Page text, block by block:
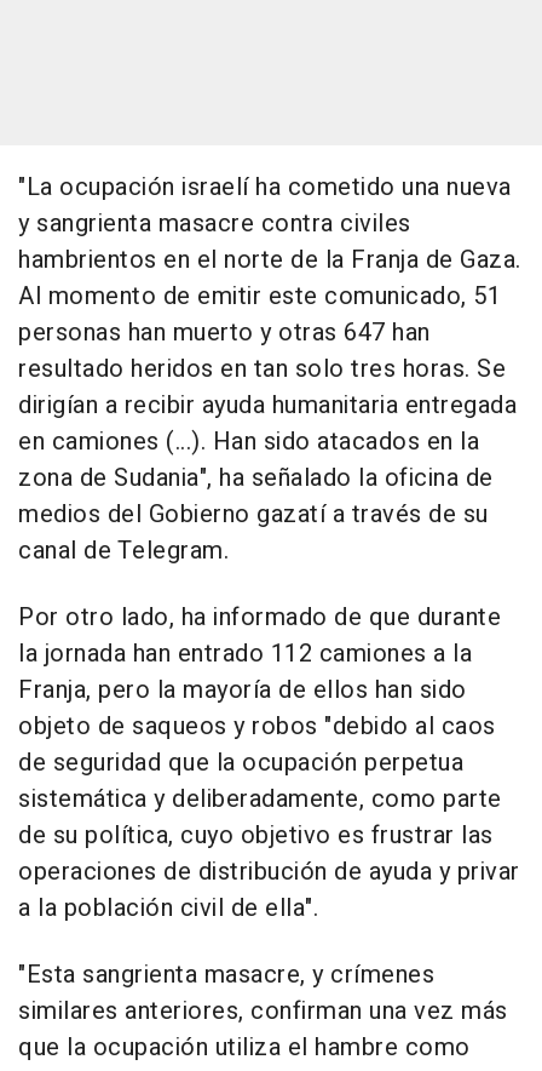
"La ocupación israelí ha cometido una nueva
y sangrienta masacre contra civiles
hambrientos en el norte de la Franja de Gaza.
Al momento de emitir este comunicado, 51
personas han muerto y otras 647 han
resultado heridos en tan solo tres horas. Se
dirigían a recibir ayuda humanitaria entregada
en camiones (...). Han sido atacados en la
zona de Sudania", ha señalado la oficina de
medios del Gobierno gazatí a través de su
canal de Telegram.
Por otro lado, ha informado de que durante
la jornada han entrado 112 camiones a la
Franja, pero la mayoría de ellos han sido
objeto de saqueos y robos "debido al caos
de seguridad que la ocupación perpetua
sistemática y deliberadamente, como parte
de su política, cuyo objetivo es frustrar las
operaciones de distribución de ayuda y privar
a la población civil de ella".
"Esta sangrienta masacre, y crímenes
similares anteriores, confirman una vez más
que la ocupación utiliza el hambre como